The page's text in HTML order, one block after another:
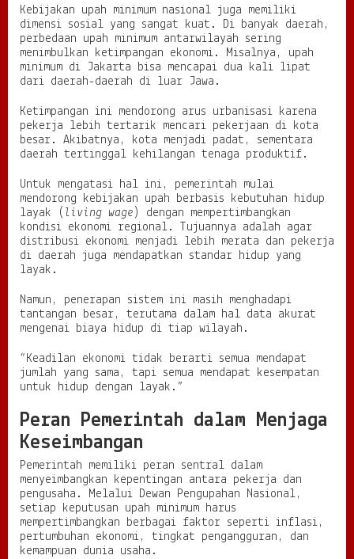
Kebijakan upah minimum nasional juga memiliki
dimensi sosial yang sangat kuat. Di banyak daerah,
perbedaan upah minimum antarwilayah sering
menimbulkan ketimpangan ekonomi. Misalnya, upah
minimum di Jakarta bisa mencapai dua kali lipat
dari daerah-daerah di luar Jawa.
Ketimpangan ini mendorong arus urbanisasi karena
pekerja lebih tertarik mencari pekerjaan di kota
besar. Akibatnya, kota menjadi padat, sementara
daerah tertinggal kehilangan tenaga produktif.
Untuk mengatasi hal ini, pemerintah mulai
mendorong kebijakan upah berbasis kebutuhan hidup
layak ( living wage) dengan mempertimbangkan
kondisi ekonomi regional. Tujuannya adalah agar
distribusi ekonomi menjadi lebih merata dan pekerja
di daerah juga mendapatkan standar hidup yang
layak.
Namun, penerapan sistem ini masih menghadapi
tantangan besar, terutama dalam hal data akurat
mengenai biaya hidup di tiap wilayah.
“Keadilan ekonomi tidak berarti semua mendapat
jumlah yang sama, tapi semua mendapat kesempatan
untuk hidup dengan layak.”
Peran Pemerintah dalam Menjaga
Keseimbangan
Pemerintah memiliki peran sentral dalam
menyeimbangkan kepentingan antara pekerja dan
pengusaha. Melalui Dewan Pengupahan Nasional,
setiap keputusan upah minimum harus
mempertimbangkan berbagai faktor seperti inflasi,
pertumbuhan ekonomi, tingkat pengangguran, dan
kemampuan dunia usaha.